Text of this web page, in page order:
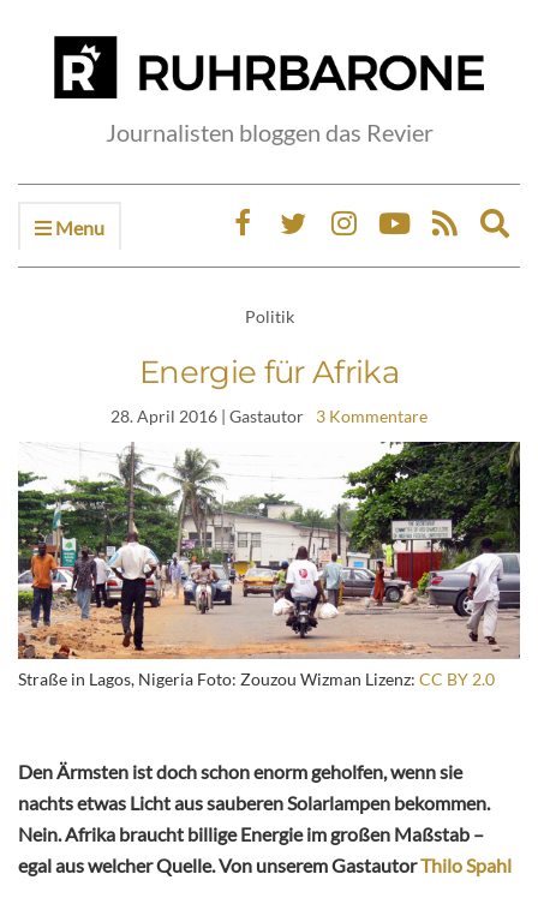
Journalisten bloggen das Revier
Menu
Politik
Energie für Afrika
28. April 2016 | Gastautor 3 Kommentare
Straße in Lagos, Nigeria Foto: Zouzou Wizman Lizenz: CC BY 2.0
Den Ärmsten ist doch schon enorm geholfen, wenn sie
nachts etwas Licht aus sauberen Solarlampen bekommen.
Nein. Afrika braucht billige Energie im großen Maßstab –
egal aus welcher Quelle. Von unserem GastautorThilo Spahl